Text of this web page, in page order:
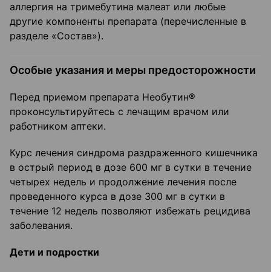
аллергия на тримебутина малеат или любые
другие компоненты препарата (перечисленные в
разделе «Состав»).
Особые указания и меры предосторожности
Перед приемом препарата Необутин®
проконсультируйтесь с лечащим врачом или
работником аптеки.
Курс лечения синдрома раздраженного кишечника
в острый период в дозе 600 мг в сутки в течение
четырех недель и продолжение лечения после
проведенного курса в дозе 300 мг в сутки в
течение 12 недель позволяют избежать рецидива
заболевания.
Дети и подростки